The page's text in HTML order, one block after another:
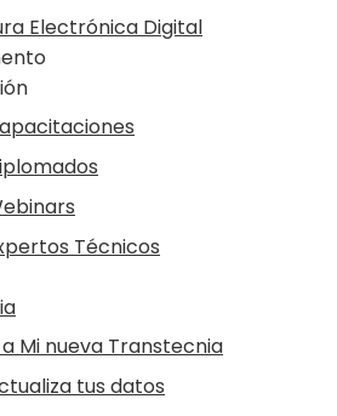
Electrónica Digital
Técnicos
Mi nueva Transtecnia
tus datos